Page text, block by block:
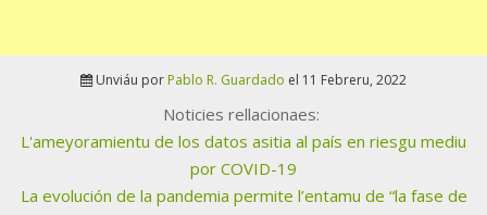
Unviáu por Pablo R. Guardado el 11 Febreru, 2022
Noticies rellacionaes:
L'ameyoramientu de los datos asitia al país en riesgu mediu
por COVID-19
La evolución de la pandemia permite l’entamu de “la fase de